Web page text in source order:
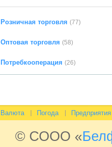
Розничная торговля (77)
Оптовая торговля (58)
Потребкооперация (26)
Валюта Погода Предприятия
© СООО «